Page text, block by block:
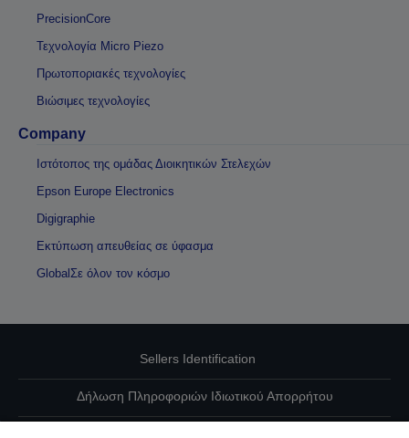
PrecisionCore
Τεχνολογία Micro Piezo
Πρωτοποριακές τεχνολογίες
Βιώσιμες τεχνολογίες
Company
Ιστότοπος της ομάδας Διοικητικών Στελεχών
Epson Europe Electronics
Digigraphie
Εκτύπωση απευθείας σε ύφασμα
GlobalΣε όλον τον κόσμο
Sellers Identification
Δήλωση Πληροφοριών Ιδιωτικού Απορρήτου